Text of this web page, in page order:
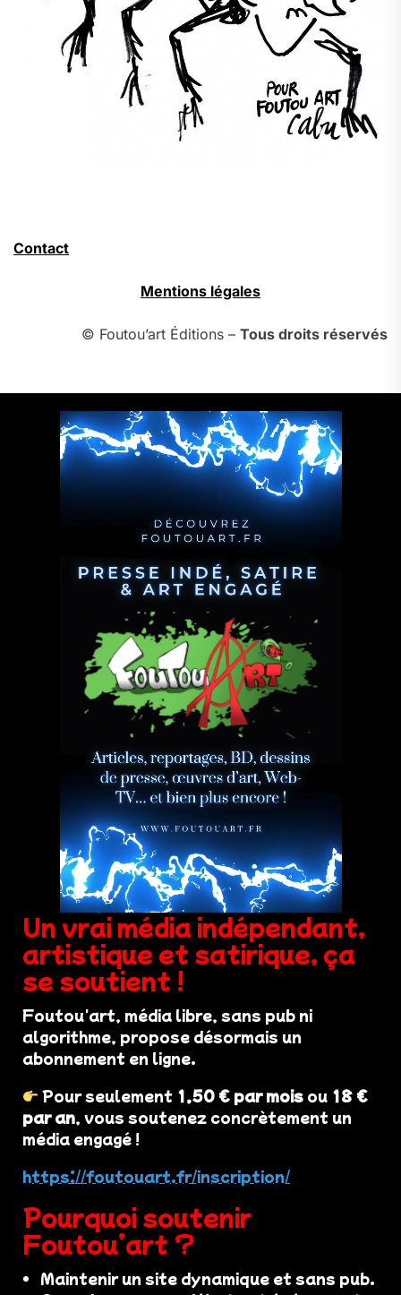
Contact
Mentions légales
© Foutou’art Éditions – Tous droits réservés
Un vrai média indépendant,
artistique et satirique, ça
se soutient !
Foutou'art, média libre, sans pub ni
algorithme, propose désormais un
abonnement en ligne.
Pour seulement 1,50 € par mois ou 18 €
par an, vous soutenez concrètement un
média engagé !
https://foutouart.fr/inscription/
Pourquoi soutenir
Foutou’art ?
Maintenir un site dynamique et sans pub.